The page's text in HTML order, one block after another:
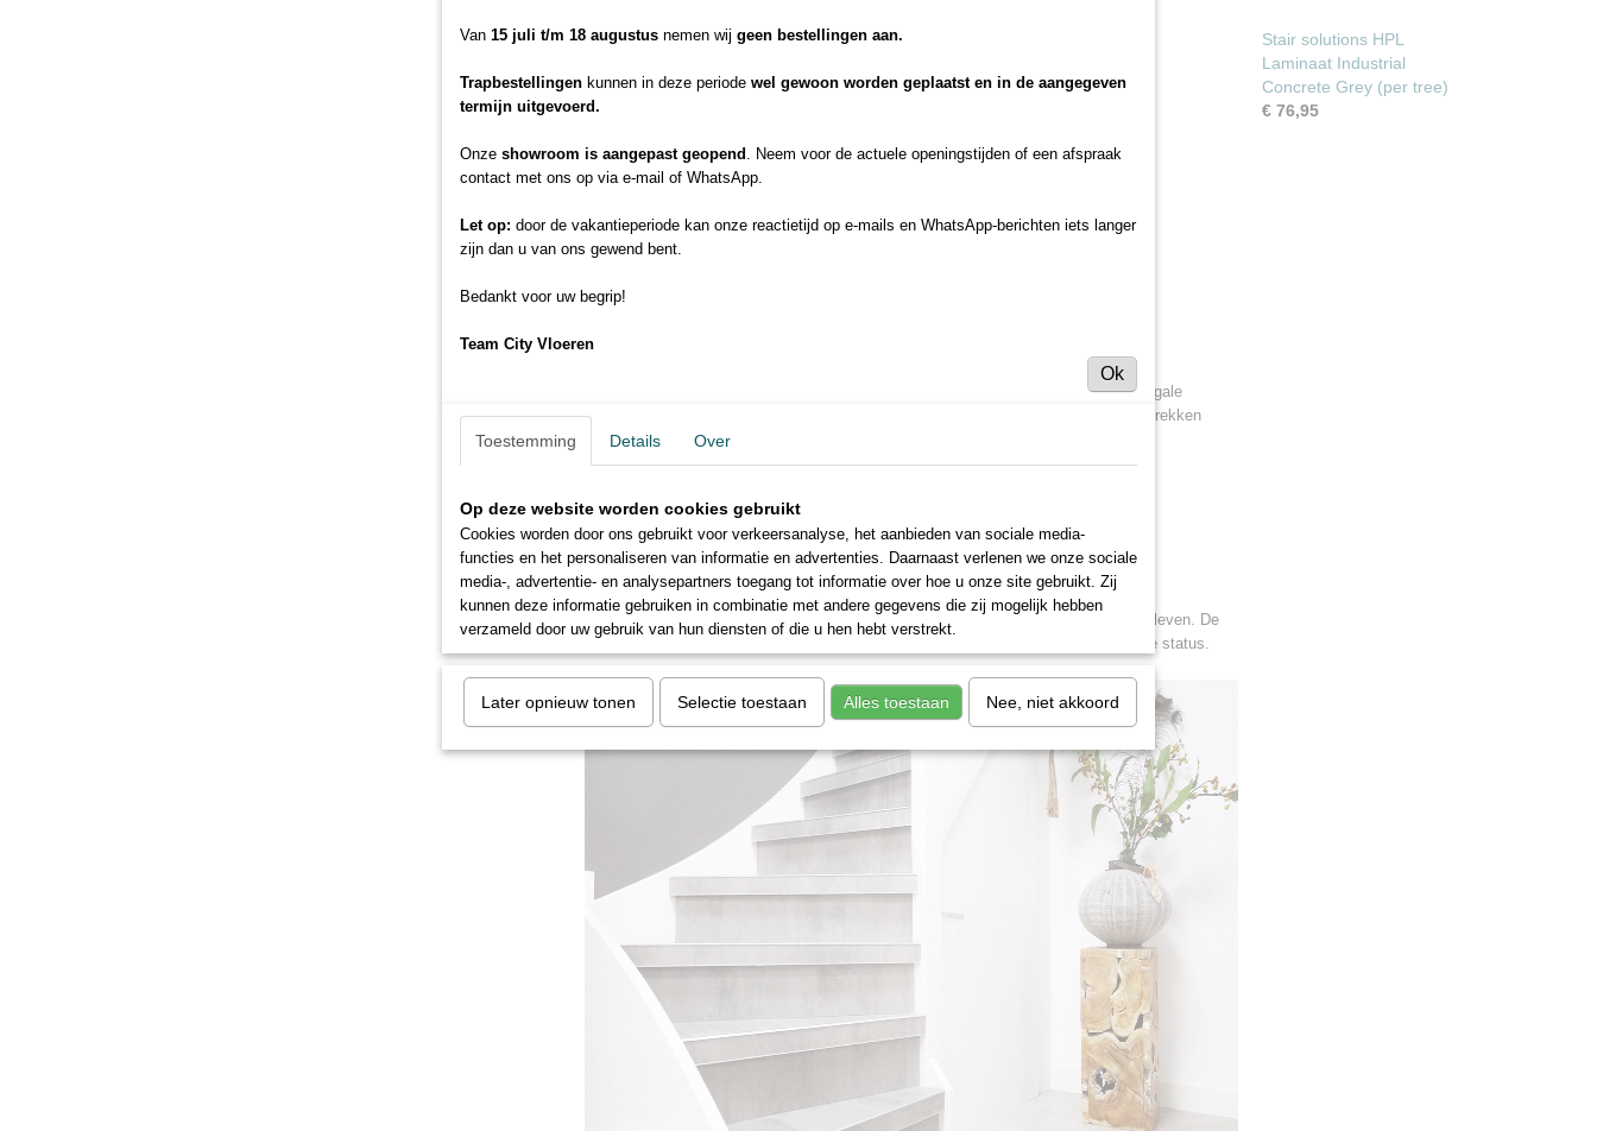
Industrial look
makkelijk afneembaar
open en dichte trappen
Egaal mat NIEUW!
4 matte egale kleuren
Nieuw in onze Laminaat collectie zijn deze 4 egale kleuren, je zou zeggen “Matte egale
kleuren, daar zie je toch alles op?” Nee, door de speciale coating op dit materiaal, trekken
vlekken van sokken of vingerafdrukken en dergelijke, weg als sneeuw voor de zon.
Uitlopende Collectie
7 levensechte Houtlooks
open en dichte trappen
We hebben de hele collectie op de schop genomen, de populairste kleuren zijn gebleven. De
collectie 2019 zijn uitlopend dus in beperkte mate leverbaar. Check altijd de actuele status.
Stair solutions HPL
Laminaat Industrial
Concrete Grey (per tree)
€ 76,95
Van 15 juli t/m 18 augustus nemen wij geen bestellingen aan.
Trapbestellingen kunnen in deze periode wel gewoon worden geplaatst en in de aangegeven
termijn uitgevoerd.
Onze showroom is aangepast geopend . Neem voor de actuele openingstijden of een afspraak
contact met ons op via e-mail of WhatsApp.
Let op: door de vakantieperiode kan onze reactietijd op e-mails en WhatsApp-berichten iets langer
zijn dan u van ons gewend bent.
Bedankt voor uw begrip!
Team City Vloeren
Ok
Toestemming Details Over
Op deze website worden cookies gebruikt
Cookies worden door ons gebruikt voor verkeersanalyse, het aanbieden van sociale media-
functies en het personaliseren van informatie en advertenties. Daarnaast verlenen we onze sociale
media-, advertentie- en analysepartners toegang tot informatie over hoe u onze site gebruikt. Zij
kunnen deze informatie gebruiken in combinatie met andere gegevens die zij mogelijk hebben
verzameld door uw gebruik van hun diensten of die u hen hebt verstrekt.
Later opnieuw tonen Selectie toestaan Alles toestaan Nee, niet akkoord